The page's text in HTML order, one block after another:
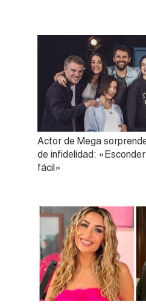
Actor de Mega
de infidelidad:
fácil»